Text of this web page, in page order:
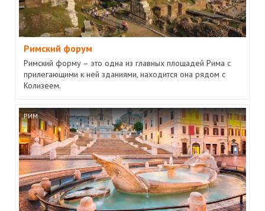
Римский форум
Римский форму – это одна из главных площадей Рима с
прилегающими к ней зданиями, находится она рядом с
Колизеем.
РИМ